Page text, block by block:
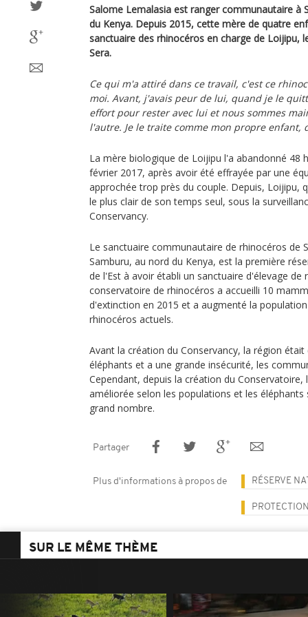
Salome Lemalasia est ranger communautaire à
du Kenya. Depuis 2015, cette mère de quatre
sanctuaire des rhinocéros en charge de Loijipu,
Sera.
Ce qui m'a attiré dans ce travail, c'est ce
moi. Avant, j'avais peur de lui, quand je le
effort pour rester avec lui et nous sommes
l'autre. Je le traite comme mon propre enfant,
La mère biologique de Loijipu l'a abandonné 48
février 2017, après avoir été effrayée par une
approchée trop près du couple. Depuis, Loijipu,
le plus clair de son temps seul, sous la
Conservancy.
Le sanctuaire communautaire de rhinocéros de
Samburu, au nord du Kenya, est la première
de l'Est à avoir établi un sanctuaire d'élevage de
conservatoire de rhinocéros a accueilli 10
d'extinction en 2015 et a augmenté la
rhinocéros actuels.
Avant la création du Conservancy, la région
éléphants et a une grande insécurité, les
Cependant, depuis la création du Conservatoire,
améliorée selon les populations et les
grand nombre.
Partager
Plus d'informations à propos de RÉSERVE
SUR LE MÊME THÈME